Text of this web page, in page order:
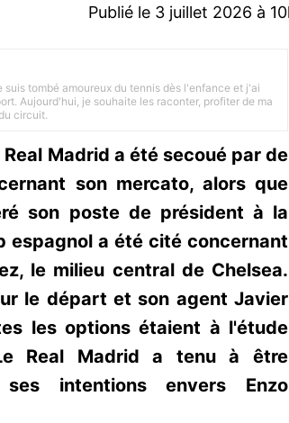
Publié le 3 juillet 2026 à
tombé amoureux du tennis dès l'enfance et j'ai
Aujourd'hui, je souhaite les raconter, profiter de ma
circuit.
Madrid a été secoué par de
son mercato, alors que
son poste de président à la
espagnol a été cité concernant
le milieu central de Chelsea.
le départ et son agent Javier
les options étaient à l'étude
Real Madrid a tenu à être
ses intentions envers Enzo